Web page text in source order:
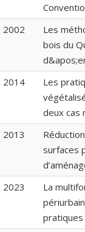
2002
Les
bois du
2014
Les
deux cas
2013
surfaces
2023
La
pratiques